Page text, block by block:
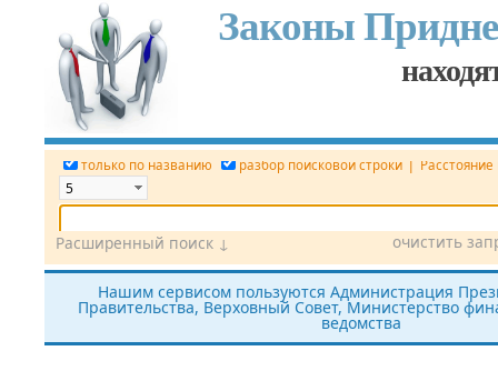
Законы
только по названию разбор поисковой строки |
Номер док. Дата
Принявший орган Источник (САЗ)
очистить
Расширенный поиск ↓
Нашим сервисом пользуются Администрация
Правительства, Верховный Совет, Министерство
ведомства